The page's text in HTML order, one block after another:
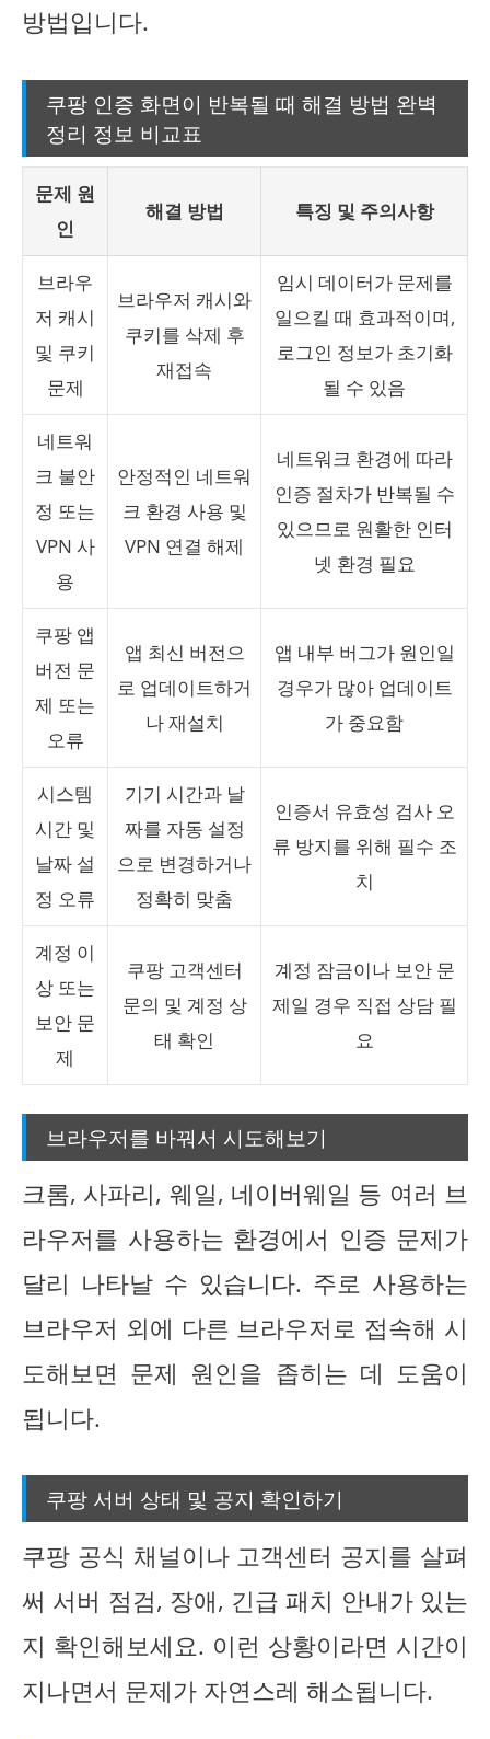
방법입니다.
쿠팡 인증 화면이 반복될 때 해결 방법 완벽
정리 정보 비교표
문제 원
인
해결 방법 특징 및 주의사항
브라우
저 캐시
및 쿠키
문제
브라우저 캐시와
쿠키를 삭제 후
재접속
임시 데이터가 문제를
일으킬 때 효과적이며,
로그인 정보가 초기화
될 수 있음
네트워
크 불안
정 또는
VPN 사
용
안정적인 네트워
크 환경 사용 및
VPN 연결 해제
네트워크 환경에 따라
인증 절차가 반복될 수
있으므로 원활한 인터
넷 환경 필요
쿠팡 앱
버전 문
제 또는
오류
앱 최신 버전으
로 업데이트하거
나 재설치
앱 내부 버그가 원인일
경우가 많아 업데이트
가 중요함
시스템
시간 및
날짜 설
정 오류
기기 시간과 날
짜를 자동 설정
으로 변경하거나
정확히 맞춤
인증서 유효성 검사 오
류 방지를 위해 필수 조
치
계정 이
상 또는
보안 문
제
쿠팡 고객센터
문의 및 계정 상
태 확인
계정 잠금이나 보안 문
제일 경우 직접 상담 필
요
브라우저를 바꿔서 시도해보기
크롬, 사파리, 웨일, 네이버웨일 등 여러 브
라우저를 사용하는 환경에서 인증 문제가
달리 나타날 수 있습니다. 주로 사용하는
브라우저 외에 다른 브라우저로 접속해 시
도해보면 문제 원인을 좁히는 데 도움이
됩니다.
쿠팡 서버 상태 및 공지 확인하기
쿠팡 공식 채널이나 고객센터 공지를 살펴
써 서버 점검, 장애, 긴급 패치 안내가 있는
지 확인해보세요. 이런 상황이라면 시간이
지나면서 문제가 자연스레 해소됩니다.